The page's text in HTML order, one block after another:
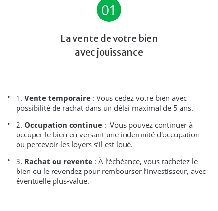
01
La vente de votre bien
avec jouissance
1. Vente temporaire : Vous cédez votre bien avec
possibilité de rachat dans un délai maximal de 5 ans.
2. Occupation continue : Vous pouvez continuer à
occuper le bien en versant une indemnité d'occupation
ou percevoir les loyers s’il est loué.
3. Rachat ou revente : À l’échéance, vous rachetez le
bien ou le revendez pour rembourser l’investisseur, avec
éventuelle plus-value.